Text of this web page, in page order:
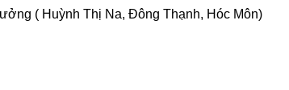
( Huỳnh Thị Na, Đông Thạnh, Hóc Môn)